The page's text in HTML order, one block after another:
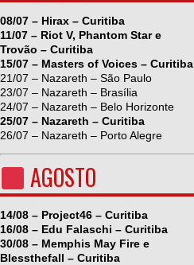
08/07 – Hirax – Curitiba
11/07 – Riot V, Phantom Star e
Trovão – Curitiba
15/07 – Masters of Voices – Curitiba
21/07 – Nazareth – São Paulo
23/07 – Nazareth – Brasília
24/07 – Nazareth – Belo Horizonte
25/07 – Nazareth – Curitiba
26/07 – Nazareth – Porto Alegre
AGOSTO
14/08 – Project46 – Curitiba
16/08 – Edu Falaschi – Curitiba
30/08 – Memphis May Fire e
Blessthefall – Curitiba